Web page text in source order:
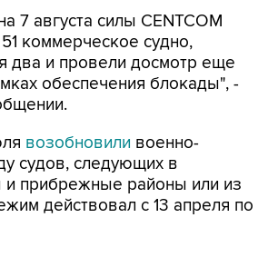
два и провели досмотр еще
обеспечения блокады", -
возобновили
и прибрежные районы или из
действовал с 13 апреля по
Центрального